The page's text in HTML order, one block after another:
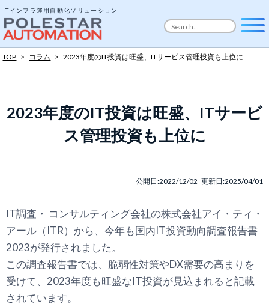
ITインフラ運用自動化ソリューション
TOP > コラム > 2023年度のIT投資は旺盛、ITサービス管理投資も上位に
2023年度のIT投資は旺盛、ITサービ
ス管理投資も上位に
公開日:2022/12/02 更新日:2025/04/01
IT調査・ コンサルティング会社の株式会社アイ・ティ・
アール（ITR）から、今年も国内IT投資動向調査報告書
2023が発行されました。
この調査報告書では、脆弱性対策やDX需要の高まりを
受けて、2023年度も旺盛なIT投資が見込まれると記載
されています。